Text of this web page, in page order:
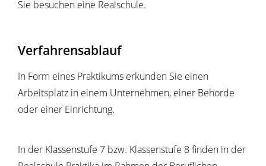
Sie besuchen eine Realschule.
Verfahrensablauf
In Form eines Praktikums erkunden Sie einen
Arbeitsplatz in einem Unternehmen, einer Behörde
oder einer Einrichtung.
In der Klassenstufe 7 bzw. Klassenstufe 8 finden in der